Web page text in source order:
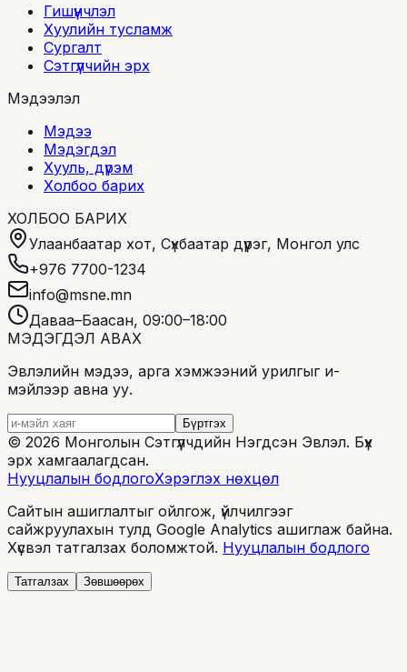
Гишүүнчлэл
Хуулийн тусламж
Сургалт
Сэтгүүлчийн эрх
Мэдээлэл
Мэдээ
Мэдэгдэл
Хууль, дүрэм
Холбоо барих
ХОЛБОО БАРИХ
Улаанбаатар хот, Сүхбаатар дүүрэг, Монгол улс
+976 7700-1234
info@msne.mn
Даваа–Баасан, 09:00–18:00
МЭДЭГДЭЛ АВАХ
Эвлэлийн мэдээ, арга хэмжээний урилгыг и-
мэйлээр авна уу.
Бүртгэх
© 2026 Монголын Сэтгүүлчдийн Нэгдсэн Эвлэл. Бүх
эрх хамгаалагдсан.
Нууцлалын бодлогоХэрэглэх нөхцөл
Сайтын ашиглалтыг ойлгож, үйлчилгээг
сайжруулахын тулд Google Analytics ашиглаж байна.
Хүсвэл татгалзах боломжтой. Нууцлалын бодлого
Татгалзах Зөвшөөрөх